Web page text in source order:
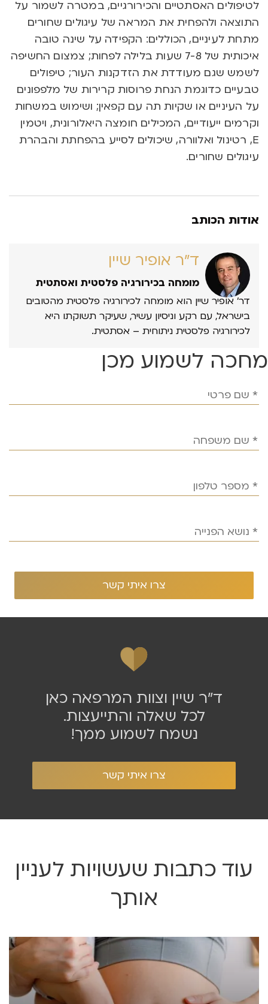
לטיפולים האסתטיים והכירורגיים, במטרה לשמור על
התוצאה ולהפחית את המראה של עיגולים שחורים
מתחת לעיניים, הכוללים: הקפידה על שינה טובה
איכותית של 7-8 שעות בלילה לפחות; צמצום החשיפה
לשמש שגם מעודדת את הזדקנות העור; טיפולים
טבעיים כדוגמת הנחת פרוסות קרירות של מלפפונים
על העיניים או שקיות תה עם קפאין; ושימוש במשחות
וקרמים ייעודיים, המכילים חומצה היאלורונית, ויטמין
E, רטינול ואלוורה, שיכולים לסייע בהפחתת והבהרת
עיגולים שחורים.
אודות הכותב
ד״ר אופיר שיין
מומחה בכירורגיה פלסטית ואסתטית
דר’ אופיר שיין הוא מומחה לכירורגיה פלסטית מהטובים
בישראל, עם רקע וניסיון עשיר, שעיקר תשוקתו היא
לכירורגיה פלסטית ניתוחית – אסתטית.
מחכה לשמוע מכן
ד״ר שיין וצוות המרפאה כאן
לכל שאלה והתייעצות.
נשמח לשמוע ממך!
צרו איתי קשר
עוד כתבות שעשויות לעניין
אותך